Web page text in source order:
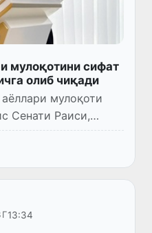
мулоқотини сифат
олиб чиқади
мулоқоти
Сенати Раиси,
мулоқоти
ўзга чиқди.
13:34